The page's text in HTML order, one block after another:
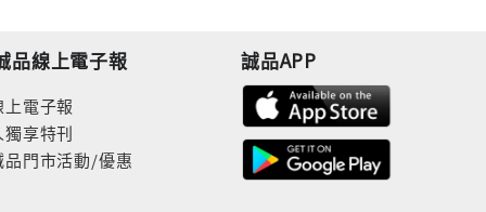
品線上電子報
電子報
享特刊
品門市活動/優惠
誠品APP